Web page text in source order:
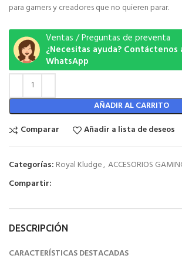
para gamers y creadores que no quieren parar.
Ventas / Preguntas de preventa
¿Necesitas ayuda? Contáctenos
WhatsApp
AÑADIR AL CARRITO
Comparar
Añadir a lista de deseos
Categorías: Royal Kludge, ACCESORIOS
Compartir:
DESCRIPCIÓN
CARACTERÍSTICAS DESTACADAS